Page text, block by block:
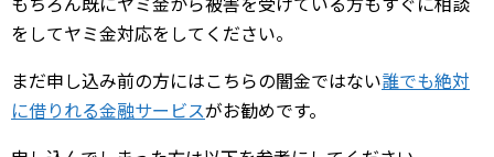
をしてヤミ金対応をしてください。
まだ申し込み前の方にはこちらの闇金ではない誰でも絶対
に借りれる金融サービスがお勧めです。